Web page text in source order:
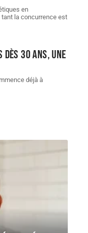
de la journée pour
: astuces et conseils
pour booster
en
la concurrence est
30 ans, une
déjà à